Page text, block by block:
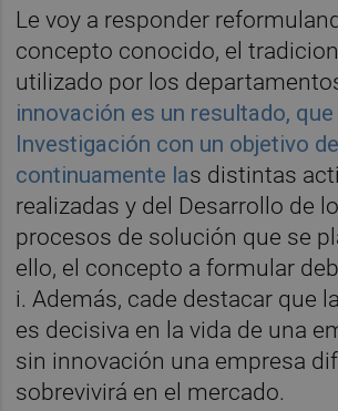
Le voy a responder
concepto conocido, el
utilizado por los
innovación es un resultado,
Investigación con un objetivo
continuamente las distintas
realizadas y del Desarrollo de
procesos de solución que se
ello, el concepto a formular
i. Además, cade destacar que
es decisiva en la vida de una
sin innovación una empresa
sobrevivirá en el mercado.